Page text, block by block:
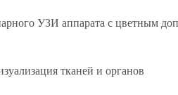
УЗИ аппарата с цветным
тканей и органов